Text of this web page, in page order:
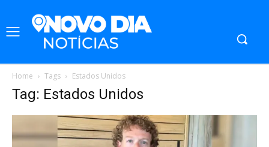
Home Tags Estados Unidos
Tag: Estados Unidos